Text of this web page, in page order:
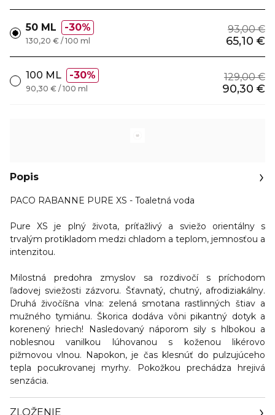
50 ML 30% 93,00 €
65,10 €
130,20 € / 100 ml
100 ML 30% 129,00 €
90,30 €
90,30 € / 100 ml
Popis
PACO RABANNE PURE XS - Toaletná voda
Pure XS je plný života, príťažlivý a sviežo orientálny s
trvalým protikladom medzi chladom a teplom, jemnosťou a
intenzitou.
Milostná predohra zmyslov sa rozdivočí s príchodom
ľadovej sviežosti zázvoru. Šťavnatý, chutný, afrodiziakálny.
Druhá živočíšna vlna: zelená smotana rastlinných štiav a
mužného tymiánu. Škorica dodáva vôni pikantný dotyk a
korenený hriech! Nasledovaný náporom sily s hlbokou a
noblesnou vanilkou lúhovanou s koženou likérovo
pižmovou vlnou. Napokon, je čas klesnúť do pulzujúceho
tepla pocukrovanej myrhy. Pokožkou prechádza hrejivá
senzácia.
ZLOŽENIE